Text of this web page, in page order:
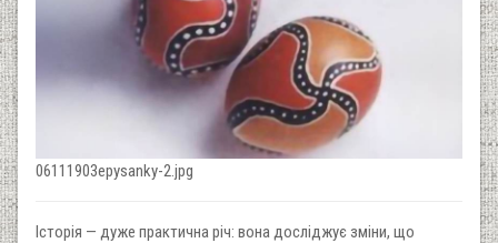
06111903epysanky-2.jpg
Історія — дуже практична річ: вона досліджує зміни, що